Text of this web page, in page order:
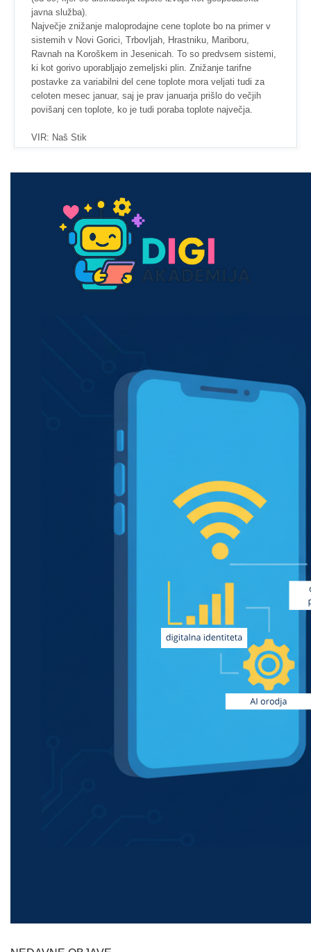
javna služba).
Največje znižanje maloprodajne cene toplote bo na primer v
sistemih v Novi Gorici, Trbovljah, Hrastniku, Mariboru,
Ravnah na Koroškem in Jesenicah. To so predvsem sistemi,
ki kot gorivo uporabljajo zemeljski plin. Znižanje tarifne
postavke za variabilni del cene toplote mora veljati tudi za
celoten mesec januar, saj je prav januarja prišlo do večjih
povišanj cen toplote, ko je tudi poraba toplote največja.
VIR: Naš Stik